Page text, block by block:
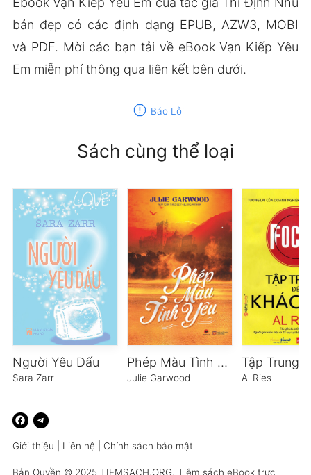
bản đẹp có các định dạng EPUB, AZW3, MOBI
và PDF. Mời các bạn tải về eBook Vạn Kiếp Yêu
Em miễn phí thông qua liên kết bên dưới.
report Báo Lỗi
Sách cùng thể loại
Người Yêu Dấu
Sara Zarr
Phép Màu Tình Yêu
Julie Garwood Al Ries
Giới thiệu Liên hệ Chính sách bảo mật
Bản Quyền © 2025 TIEMSACH.ORG. Tiệm sách eBook trực